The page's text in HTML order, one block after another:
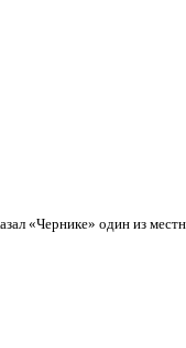
«Чернике» один из